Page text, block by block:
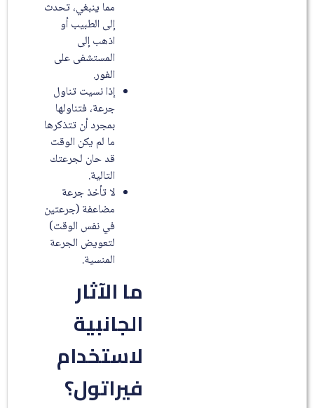
مما ينبغي، تحدث
إلى الطبيب أو
اذهب إلى
المستشفى على
إذا نسيت تناول
جرعة، فتناولها
بمجرد أن تتذكرها
ما لم يكن الوقت
قد حان لجرعتك
لا تأخذ جرعة
مضاعفة (جرعتين
في نفس الوقت)
لتعويض الجرعة
المنسية.
ما الآثار
الجانبية
لاستخدام
فيراتول؟